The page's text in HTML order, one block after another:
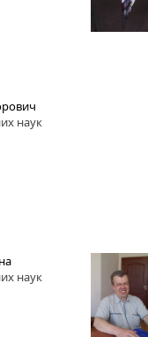
наук
наук